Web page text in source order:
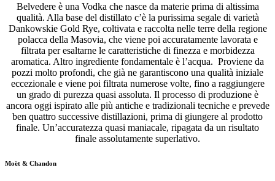
Belvedere è una Vodka che nasce da materie prima di altissima
qualità. Alla base del distillato c’è la purissima segale di varietà
Dankowskie Gold Rye, coltivata e raccolta nelle terre della regione
polacca della Masovia, che viene poi accuratamente lavorata e
filtrata per esaltarne le caratteristiche di finezza e morbidezza
aromatica. Altro ingrediente fondamentale è l’acqua. Proviene da
pozzi molto profondi, che già ne garantiscono una qualità iniziale
eccezionale e viene poi filtrata numerose volte, fino a raggiungere
un grado di purezza quasi assoluta. Il processo di produzione è
ancora oggi ispirato alle più antiche e tradizionali tecniche e prevede
ben quattro successive distillazioni, prima di giungere al prodotto
finale. Un’accuratezza quasi maniacale, ripagata da un risultato
finale assolutamente superlativo.
Moët & Chandon